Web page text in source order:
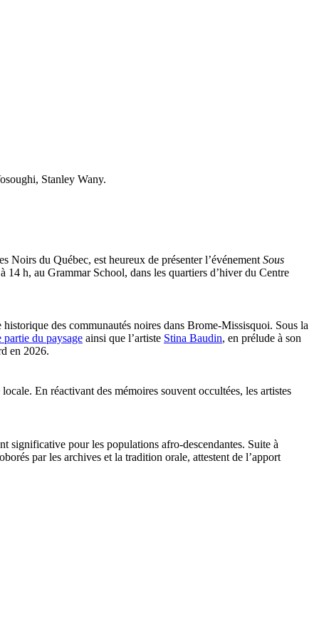
Stanley Wany.
Noirs du Québec, est heureux de présenter l’événement Sous
h, au Grammar School, dans les quartiers d’hiver du Centre
des communautés noires dans Brome-Missisquoi. Sous la
partie du paysage ainsi que l’artiste Stina Baudin, en prélude à son
en 2026.
En réactivant des mémoires souvent occultées, les artistes
significative pour les populations afro-descendantes. Suite à
par les archives et la tradition orale, attestent de l’apport